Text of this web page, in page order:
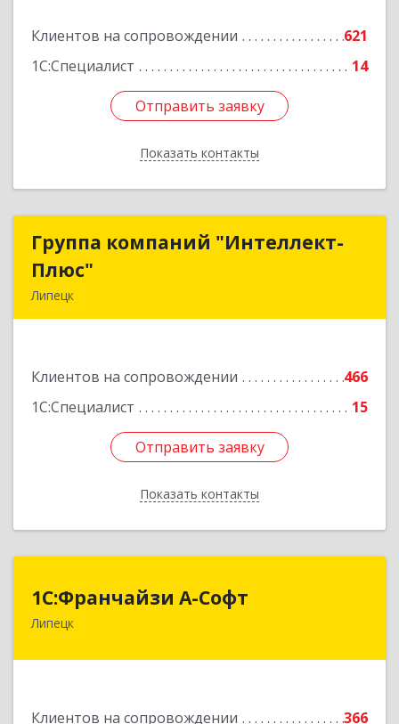
Клиентов на сопровождении
621
1С:Специалист
14
Отправить заявку
Показать контакты
Отправить заявку
Назад
Группа компаний "Интеллект-
Плюс"
Липецк
Клиентов на сопровождении
466
1С:Специалист
15
Отправить заявку
Показать контакты
Группа компаний "Интеллект-
Подробнее
Отправить заявку
Назад
1С:Франчайзи А-Софт
Липецк
Клиентов на сопровождении
366
1С:Франчайзи А-Софт
398059, Липецкая обл, Липецк г, Фрунзе ул,